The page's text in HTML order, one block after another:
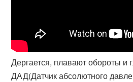
Дергается, плавают обороты и
ДАД(Датчик абсолютного